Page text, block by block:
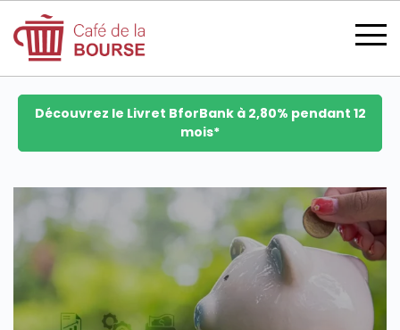
se connecter
devenir membre
Découvrez le Livret BforBank à 2,80% pendant 12
mois*